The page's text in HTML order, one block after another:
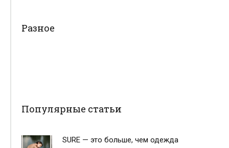
Разное
Популярные статьи
SURE — это больше, чем одежда